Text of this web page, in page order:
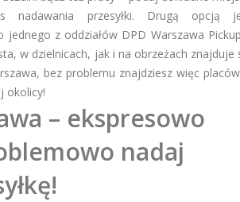
nadawania przesyłki. Drugą opcją
jednego z oddziałów DPD Warszawa
w dzielnicach, jak i na obrzeżach znajduje
bez problemu znajdziesz więc
okolicy!
– ekspresowo
nadaj